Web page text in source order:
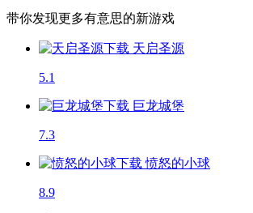
带你发现更多有意思的新游戏
天启圣源
5.1
巨龙城堡
7.3
愤怒的小球
8.9